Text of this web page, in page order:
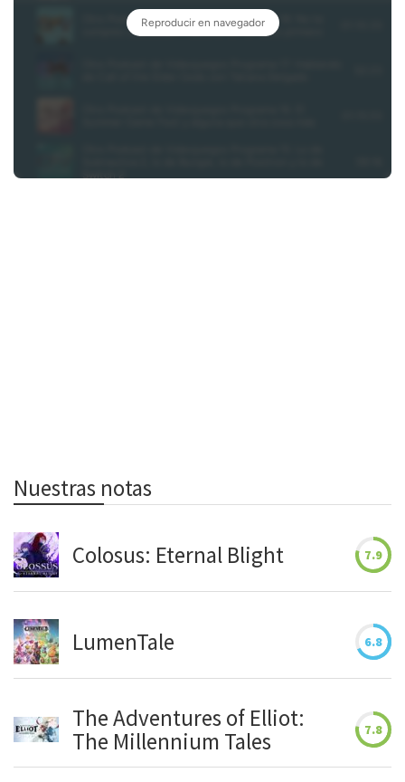
Nuestras notas
Colosus: Eternal Blight 7.9
LumenTale 6.8
The Adventures of Elliot:
The Millennium Tales
7.8